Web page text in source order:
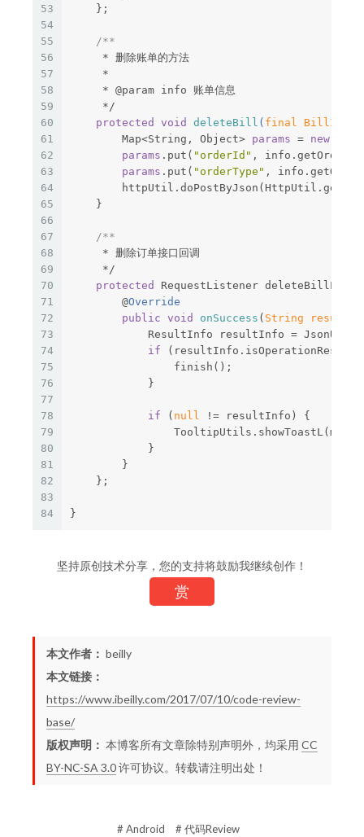
53
54
55
56
57
58
59
60
61
62
63
64
65
66
67
68
69
70
71
72
73
74
75
76
77
78
79
80
81
82
83
84
    };
/**
     * 删除账单的方法
     *
     * @param info 账单信息
     */
protected
void deleteBill ( final BillInfo
        Map<String, Object>
params = new
params .put( "orderId" ,
params .put( "orderType" ,
    }
/**
     * 删除订单接口回调
     */
protected
RequestListener
        @
Override
public void onSuccess ( String result
ResultInfo resultInfo =
if
                finish();
            }
if ( null != resultInfo) {
            }
        }
    };
}
坚持原创技术分享，您的支持将鼓励我继续创作！
赏
本文作者： beilly
本文链接：
https://www.ibeilly.com/2017/07/10/code-review-
base/
版权声明： 本博客所有文章除特别声明外，均采用 CC
BY-NC-SA 3.0许可协议。转载请注明出处！
# Android # 代码Review